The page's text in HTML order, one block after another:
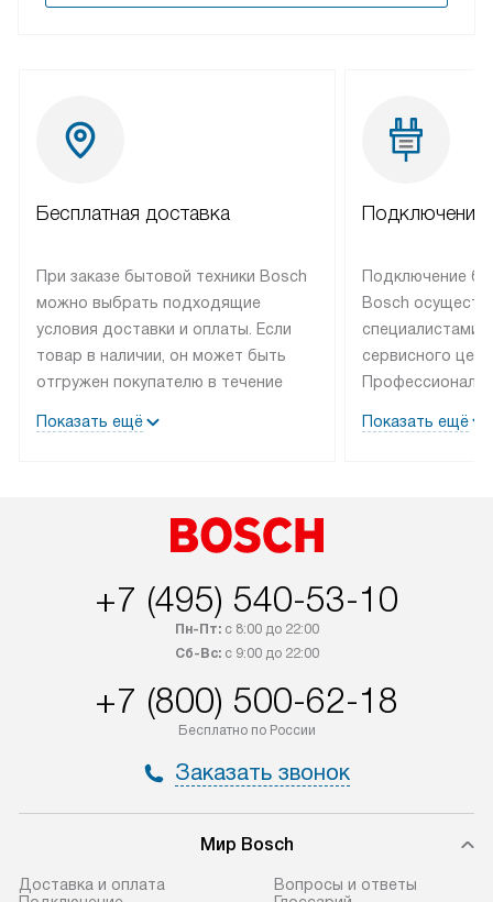
Бесплатная доставка
При заказе бытовой техники Bosch
можно выбрать подходящие
условия доставки и оплаты. Если
товар в наличии, он может быть
отгружен покупателю в течение
лейблом доставляется бесплатно
Показать ещё
Подключение
Подключение
Bosch
специалистами
сервисного
эксплуатации
Показать ещё
+7 (495) 540-53-10
Пн-Пт:с 8:00 до 22:00
Сб-Вс:с 9:00 до 22:00
+7 (800) 500-62-18
Бесплатно по России
Заказать звонок
Мир Bosch
Доставка и оплата
Вопросы и ответы